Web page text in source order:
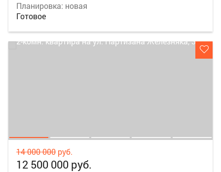
Планировка: новая
Готовое
14 000 000 руб.
12 500 000 руб.